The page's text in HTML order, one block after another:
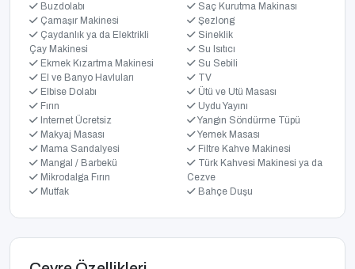
Buzdolabı
Çamaşır Makinesi
Çaydanlık ya da Elektrikli
Çay Makinesi
Ekmek Kızartma Makinesi
El ve Banyo Havluları
Elbise Dolabı
Fırın
Internet Ücretsiz
Makyaj Masası
Mama Sandalyesi
Mangal / Barbekü
Mikrodalga Fırın
Mutfak
Saç Kurutma Makinası
Şezlong
Sineklik
Su Isıtıcı
Su Sebili
TV
Ütü ve Utü Masası
Uydu Yayını
Yangın Söndürme Tüpü
Yemek Masası
Filtre Kahve Makinesi
Türk Kahvesi Makinesi ya da
Cezve
Bahçe Duşu